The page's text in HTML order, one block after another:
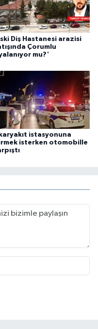
Diş Hastanesi arazisi
Çorumlu
mu?'
istasyonuna
isterken otomobille